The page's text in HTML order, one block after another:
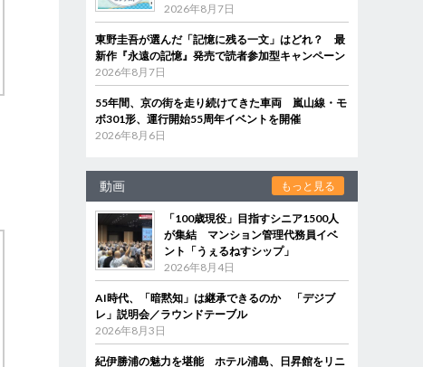
2026年8月7日
東野圭吾が選んだ「記憶に残る一文」はどれ？ 最
新作『永遠の記憶』発売で読者参加型キャンペーン
2026年8月7日
55年間、京の街を走り続けてきた車両 嵐山線・モ
ボ301形、運行開始55周年イベントを開催
2026年8月6日
動画 もっと見る
「100歳現役」目指すシニア1500人
が集結 マンション管理代務員イベ
ント「うぇるねすシップ」
2026年8月4日
AI時代、「暗黙知」は継承できるのか 「デジブ
レ」説明会／ラウンドテーブル
2026年8月3日
紀伊勝浦の魅力を堪能 ホテル浦島、日昇館をリニ